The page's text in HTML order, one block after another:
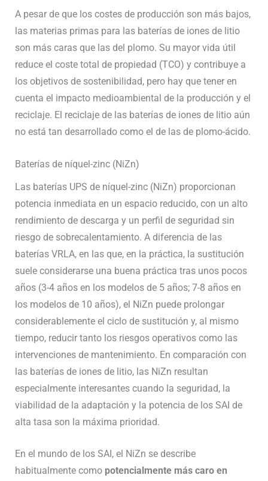
A pesar de que los costes de producción son más bajos,
las materias primas para las baterías de iones de litio
son más caras que las del plomo. Su mayor vida útil
reduce el coste total de propiedad (TCO) y contribuye a
los objetivos de sostenibilidad, pero hay que tener en
cuenta el impacto medioambiental de la producción y el
reciclaje. El reciclaje de las baterías de iones de litio aún
no está tan desarrollado como el de las de plomo-ácido.
Baterías de níquel-zinc (NiZn)
Las baterías UPS de níquel-zinc (NiZn) proporcionan
potencia inmediata en un espacio reducido, con un alto
rendimiento de descarga y un perfil de seguridad sin
riesgo de sobrecalentamiento. A diferencia de las
baterías VRLA, en las que, en la práctica, la sustitución
suele considerarse una buena práctica tras unos pocos
años (3-4 años en los modelos de 5 años; 7-8 años en
los modelos de 10 años), el NiZn puede prolongar
considerablemente el ciclo de sustitución y, al mismo
tiempo, reducir tanto los riesgos operativos como las
intervenciones de mantenimiento. En comparación con
las baterías de iones de litio, las NiZn resultan
especialmente interesantes cuando la seguridad, la
viabilidad de la adaptación y la potencia de los SAI de
alta tasa son la máxima prioridad.
En el mundo de los SAI, el NiZn se describe
habitualmente como potencialmente más caro en